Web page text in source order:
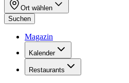
Ort wählen
Suchen
Magazin
Kalender
Restaurants